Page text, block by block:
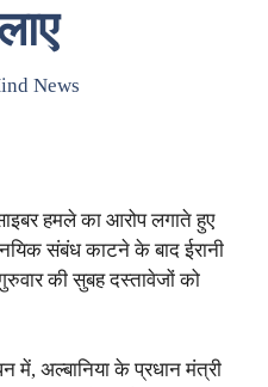
News
हमले का आरोप लगाते हुए
संबंध काटने के बाद ईरानी
की सुबह दस्तावेजों को
में, अल्बानिया के प्रधान मंत्री